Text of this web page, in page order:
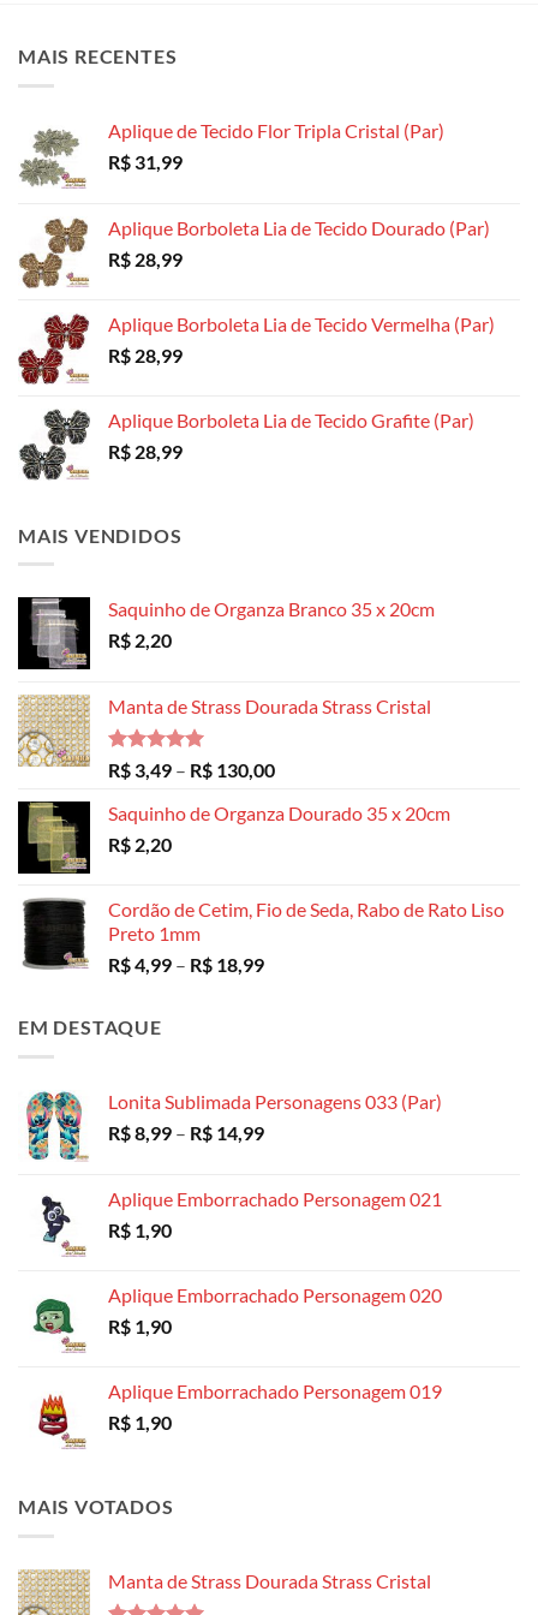
podem
na
página
na
na
MAIS RECENTES
Aplique de Tecido Flor Tripla Cristal (Par)
R$ 31,99
Aplique Borboleta Lia de Tecido Dourado (Par)
R$ 28,99
Aplique Borboleta Lia de Tecido Vermelha (Par)
R$ 28,99
Aplique Borboleta Lia de Tecido Grafite (Par)
R$ 28,99
MAIS VENDIDOS
Saquinho de Organza Branco 35 x 20cm
R$ 2,20
Manta de Strass Dourada Strass Cristal
Avaliação
5.00
de 5
R$ 3,49 – R$ 130,00Faixa
preço:
Saquinho de Organza Dourado 35 x 20cm
R$ 2,20
Cordão de Cetim, Fio de Seda, Rabo de Rato Liso
Preto 1mm
R$4,99 – R$ 18,99Faixa
EM DESTAQUE
Lonita Sublimada Personagens 033 (Par)
R$8,99 – R$ 14,99Faixa
R$ 8,99
Aplique Emborrachado Personagem 021
R$ 1,90
Aplique Emborrachado Personagem 020
R$ 1,90
Aplique Emborrachado Personagem 019
R$ 1,90
MAIS VOTADOS
Manta de Strass Dourada Strass Cristal